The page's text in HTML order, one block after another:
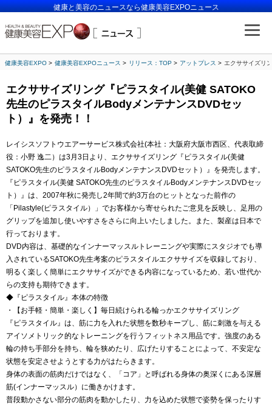
健康と美容のニュースなら健康美容EXPOニュース
健康美容EXPO 健康美容EXPOニュース リリース：TOP アットプレス エクササイズリ
エクササイズリング『ピラスタイル(美健 SATOKO
先生のピラスタイルBodyメンテナンスDVDセッ
ト）』を発売！！
レイシスソフトウエアーサービス株式会社(本社：大阪府大阪市西区、代表取締
役：小野 逸二）は3月3日より、エクササイズリング『ピラスタイル(美健
SATOKO先生のピラスタイルBodyメンテナンスDVDセット）』を発売します。
『ピラスタイル(美健 SATOKO先生のピラスタイルBodyメンテナンスDVDセッ
ト）』は、2007年秋に発売し2年間で約3万台のヒットとなった前作の
「Pilastyle(ピラスタイル）」でお客様から寄せられたご意見を反映し、足用の
グリップを追加し使いやすさをさらに向上いたしました。また、製産は日本で
行っております。
DVD内容は、基礎的なインナーマッスルトレーニングや実際にスタジオでも導
入されているSATOKO先生考案のピラスタイルエクササイズを収録しており、
明るく楽しく簡単にエクササイズができる内容になっているため、若い世代か
らの支持も期待できます。
◆『ピラスタイル』本体の特徴
・【お手軽・簡単・楽しく】毎日続けられる輪っかエクササイズリング
『ピラスタイル』は、筋に力を入れた状態を数秒キープし、筋に刺激を与える
アイソメトリック的なトレーニングを行うフィットネス用品です。強度のある
輪の持ち手部分を持ち、輪を狭めたり、広げたりすることによって、不安定な
状態を安定させようとする力がはたらきます。
身体の表面の筋肉だけではなく、「コア」と呼ばれる身体の奥深くにある深層
筋(インナーマッスル）に働きかけます。
普段動かさない部分の筋肉を動かしたり、力を込めた状態で姿勢を保ったりす